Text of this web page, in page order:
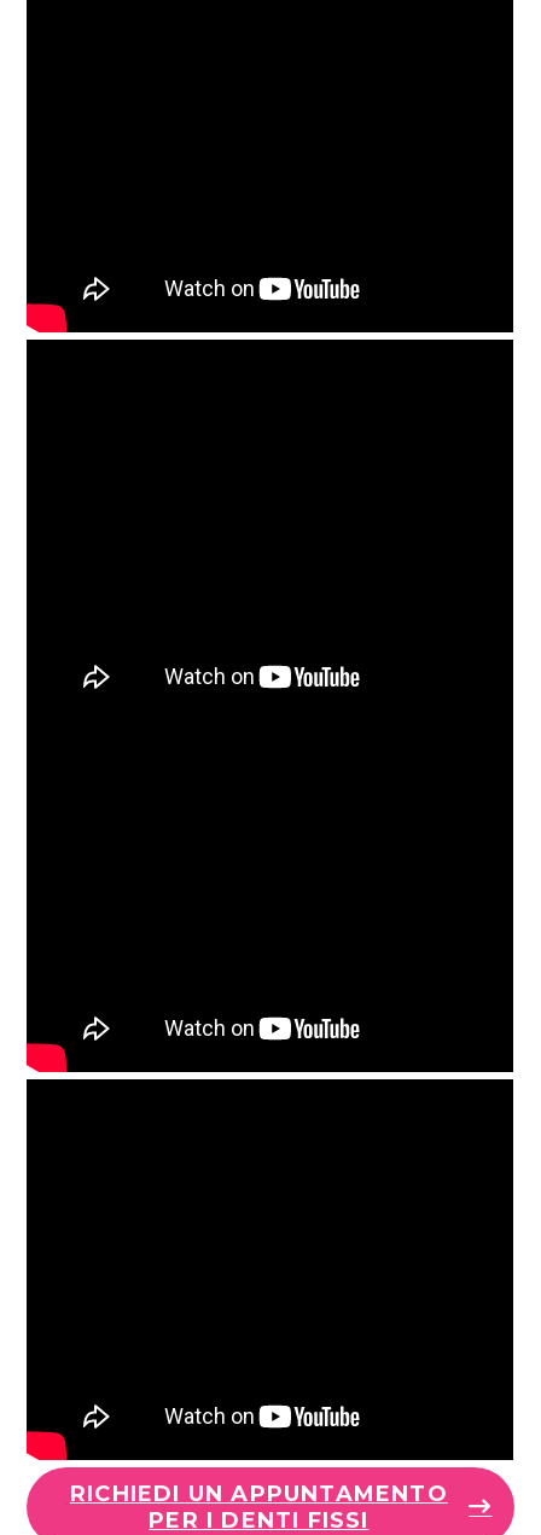
RICHIEDI UN APPUNTAMENTO
PER I DENTI FISSI